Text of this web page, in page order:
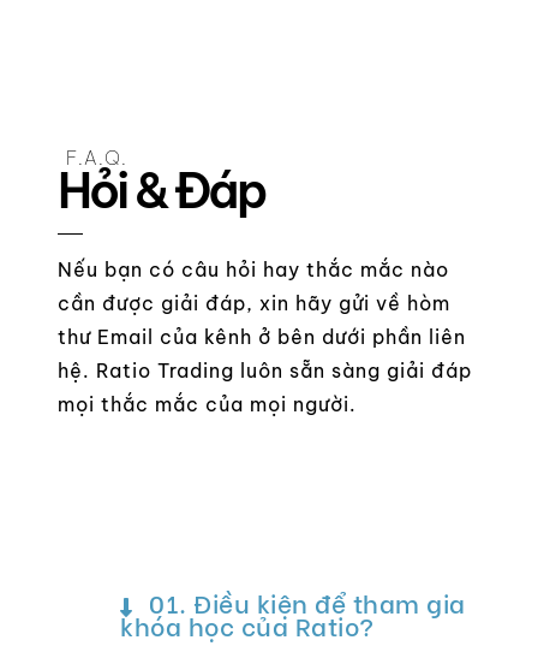
F.A.Q.
Hỏi & Đáp
Nếu bạn có câu hỏi hay thắc mắc nào
cần được giải đáp, xin hãy gửi về hòm
thư Email của kênh ở bên dưới phần liên
hệ. Ratio Trading luôn sẵn sàng giải đáp
mọi thắc mắc của mọi người.
01. Điều kiện để tham gia
khóa học của Ratio?